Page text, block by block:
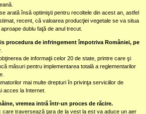
arată însă optimişti pentru recoltele din acest an, astfel
recent, că valoarea producţiei vegetale se va situa
dublu faţă de anul trecut.
procedura de infringement împotriva României, pe
.
de informaţii celor 20 de state, printre care şi
măsuri pentru implementarea totală a reglementarilor
mai multe drepturi în privinţa serviciilor de
acces la Internet.
vremea intră într-un proces de răcire.
care traversează ţara de la vest la est va aduce un aer